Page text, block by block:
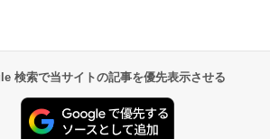
検索で当サイトの記事を優先表示させる